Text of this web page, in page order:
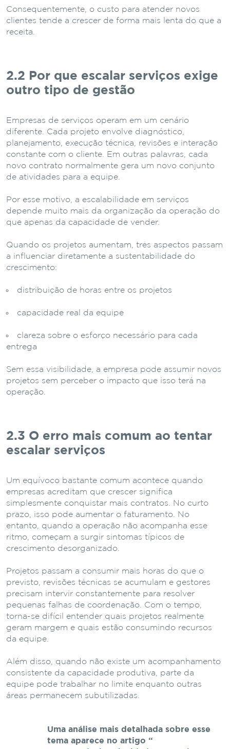
Consequentemente, o custo para atender novos
clientes tende a crescer de forma mais lenta do que a
receita.
2.2 Por que escalar serviços exige
outro tipo de gestão
Empresas de serviços operam em um cenário
diferente. Cada projeto envolve diagnóstico,
planejamento, execução técnica, revisões e interação
constante com o cliente. Em outras palavras, cada
novo contrato normalmente gera um novo conjunto
de atividades para a equipe.
Por esse motivo, a escalabilidade em serviços
depende muito mais da organização da operação do
que apenas da capacidade de vender.
Quando os projetos aumentam, três aspectos passam
a influenciar diretamente a sustentabilidade do
crescimento:
distribuição de horas entre os projetos
capacidade real da equipe
clareza sobre o esforço necessário para cada
entrega
Sem essa visibilidade, a empresa pode assumir novos
projetos sem perceber o impacto que isso terá na
operação.
2.3 O erro mais comum ao tentar
escalar serviços
Um equívoco bastante comum acontece quando
empresas acreditam que crescer significa
simplesmente conquistar mais contratos. No curto
prazo, isso pode aumentar o faturamento.
No
entanto, quando a operação não acompanha esse
ritmo, começam a surgir sintomas típicos de
crescimento desorganizado.
Projetos passam a consumir mais horas do que o
previsto, revisões técnicas se acumulam e gestores
precisam intervir constantemente para resolver
pequenas falhas de coordenação. Com o tempo,
torna-se difícil entender quais projetos realmente
geram margem e quais estão consumindo recursos
da equipe.
Além disso, quando não existe um acompanhamento
consistente da capacidade produtiva, parte da
equipe pode trabalhar no limite enquanto outras
áreas permanecem subutilizadas.
Uma análise mais detalhada sobre esse
tema aparece no artigo “